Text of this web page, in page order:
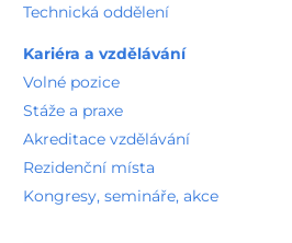
Technická oddělení
Kariéra a vzdělávání
Volné pozice
Stáže a praxe
Akreditace vzdělávání
Rezidenční místa
Kongresy, semináře, akce